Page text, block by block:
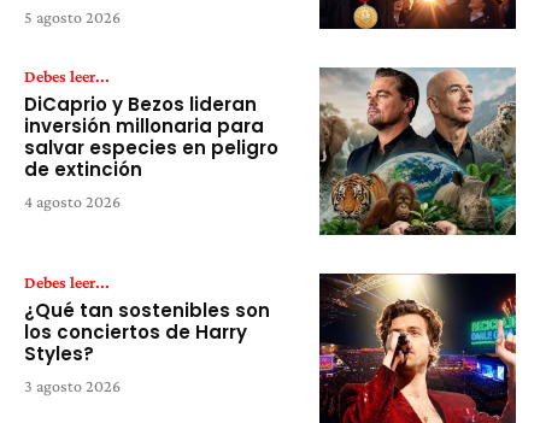
5 agosto 2026
Debes leer...
DiCaprio y Bezos lideran
inversión millonaria para
salvar especies en peligro
de extinción
4 agosto 2026
Debes leer...
¿Qué tan sostenibles son
los conciertos de Harry
Styles?
3 agosto 2026